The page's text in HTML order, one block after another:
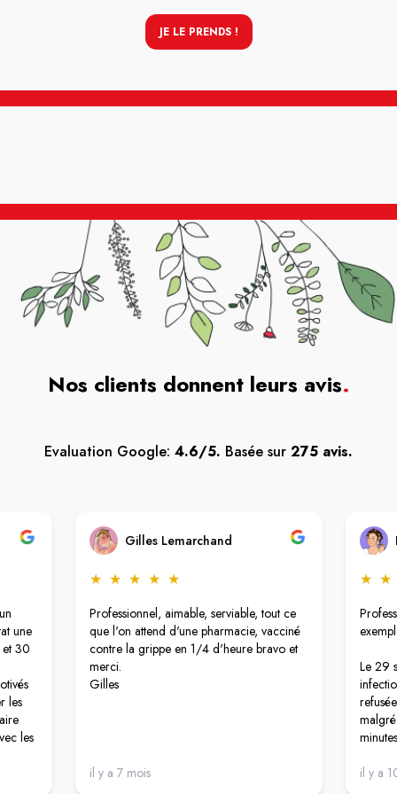
JE LE PRENDS !
Nos clients donnent leurs avis.
Evaluation Google: 4.6/5. Basée sur 275 avis.
une
et 30
les
les
Gilles Lemarchand
★ ★ ★ ★ ★
Professionnel, aimable, serviable, tout ce
que l'on attend d'une pharmacie, vacciné
contre la grippe en 1/4 d'heure bravo et
merci.
Gilles
il y a 7 mois
★ ★
Le 29
il y a